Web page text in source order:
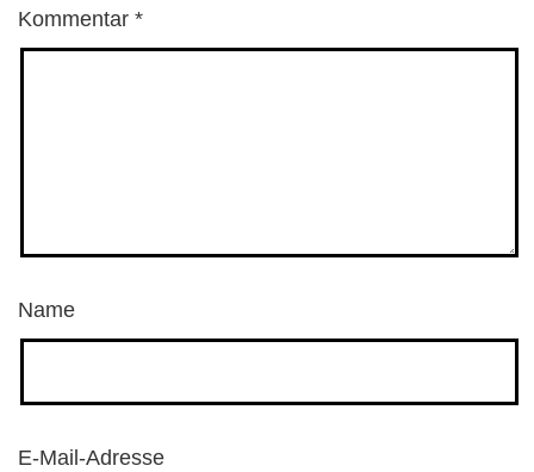
Kommentar *
Name
E-Mail-Adresse